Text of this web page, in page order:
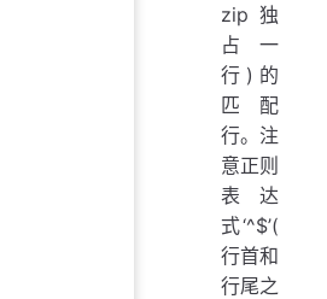
zip 独
占一
行)的
匹配
行。注
意正则
表达
式‘^$’(
行首和
行尾之